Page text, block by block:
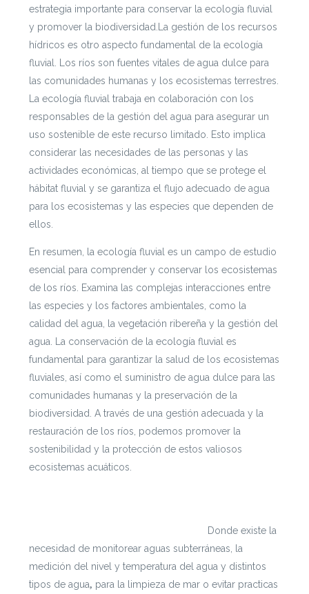
estrategia importante para conservar la ecología fluvial
y promover la biodiversidad.La gestión de los recursos
hídricos es otro aspecto fundamental de la ecología
fluvial. Los ríos son fuentes vitales de agua dulce para
las comunidades humanas y los ecosistemas terrestres.
La ecología fluvial trabaja en colaboración con los
responsables de la gestión del agua para asegurar un
uso sostenible de este recurso limitado. Esto implica
considerar las necesidades de las personas y las
actividades económicas, al tiempo que se protege el
hábitat fluvial y se garantiza el flujo adecuado de agua
para los ecosistemas y las especies que dependen de
ellos.
En resumen, la ecología fluvial es un campo de estudio
esencial para comprender y conservar los ecosistemas
de los ríos. Examina las complejas interacciones entre
las especies y los factores ambientales, como la
calidad del agua, la vegetación ribereña y la gestión del
agua. La conservación de la ecología fluvial es
fundamental para garantizar la salud de los ecosistemas
fluviales, así como el suministro de agua dulce para las
comunidades humanas y la preservación de la
biodiversidad. A través de una gestión adecuada y la
restauración de los ríos, podemos promover la
sostenibilidad y la protección de estos valiosos
ecosistemas acuáticos.
Donde existe la
necesidad de monitorear aguas subterráneas, la
medición del nivel y temperatura del agua y distintos
tipos de agua, para la limpieza de mar o evitar practicas